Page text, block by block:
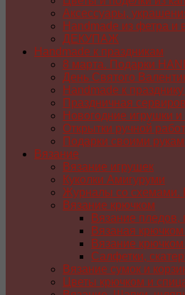
Аксессуары,
Handmade из фетра и
ДЕКУПАЖ
Handmade к праздникам
8 марта. Подарки
День Святого
Handmade к
Праздничная
Новогодние игрушки и
Открытки ручной
Подарки своими
Вязание
Вязание игрушек
Куколки Амигуруми
Журналы со схемами.
Вязание крючком
Вязание
Вязаная
Вязание
Салфетки,
Вязание сумок и
Цветы крючком и